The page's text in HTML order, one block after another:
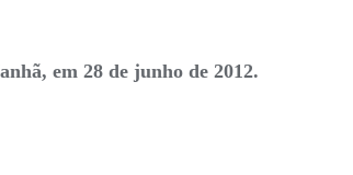
em 28 de junho de 2012.